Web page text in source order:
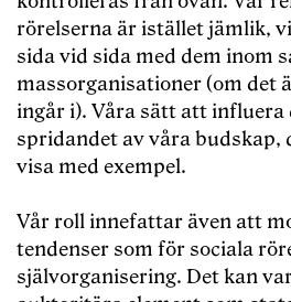
rörelserna är istället jämlik,
sida vid sida med dem inom
massorganisationer (om det
ingår i). Våra sätt att influera
spridandet av våra budskap,
visa med exempel.
Vår roll innefattar även att
tendenser som för sociala
självorganisering. Det kan